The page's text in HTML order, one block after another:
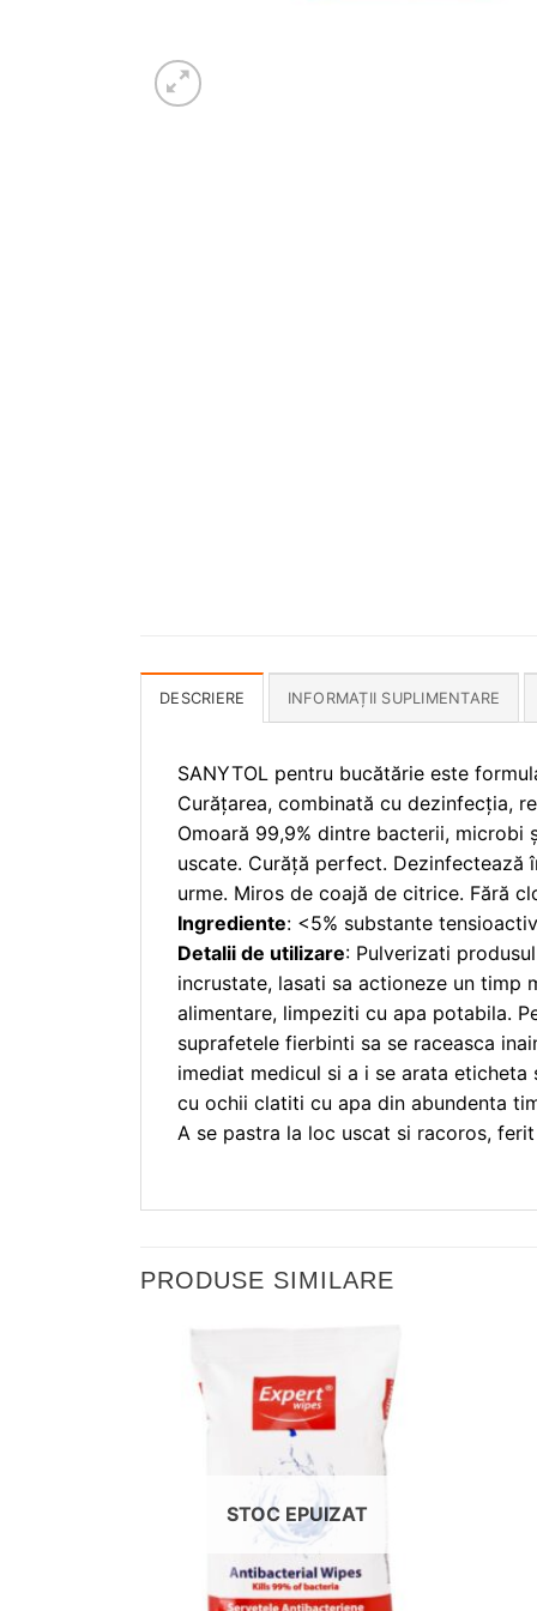
DESCRIERE INFORMAȚII SUPLIMENTARE
SANYTOL pentru bucătărie este
Curățarea, combinată cu dezinfecția,
Omoară 99,9% dintre bacterii, microbi
uscate. Curăță perfect. Dezinfectează
urme. Miros de coajă de citrice. Fără
Ingrediente: <5% substante
Detalii de utilizare: Pulverizati
incrustate, lasati sa actioneze un timp
alimentare, limpeziti cu apa potabila.
suprafetele fierbinti sa se raceasca
imediat medicul si a i se arata
cu ochii clatiti cu apa din abundenta
A se pastra la loc uscat si racoros,
PRODUSE SIMILARE
Adauga
STOC EPUIZAT